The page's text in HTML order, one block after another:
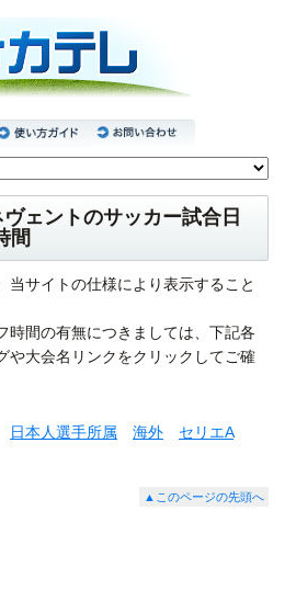
ェントのサッカー試合日
間
当サイトの仕様により表示すること
時間の有無につきましては、下記各
や大会名リンクをクリックしてご確
日本人選手所属 海外 セリエA
▲このページの先頭へ